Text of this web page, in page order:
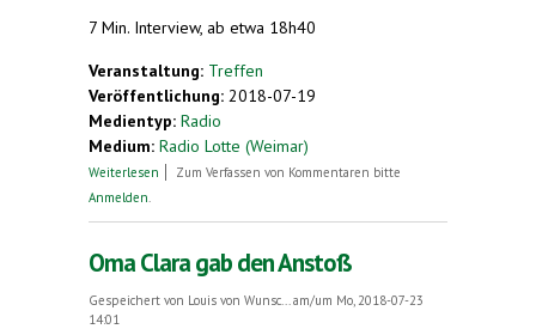
7 Min. Interview, ab etwa 18h40
Veranstaltung: Treffen
Veröffentlichung: 2018-07-19
Medientyp: Radio
Medium: Radio Lotte (Weimar)
Weiterlesen über (Über das Esperanto und das Familientreffen
Zum Verfassen von Kommentaren bitte
Anmelden
Oma Clara gab den Anstoß
Gespeichert von Louis von Wunsc...
am/um Mo, 2018-07-23
14:01